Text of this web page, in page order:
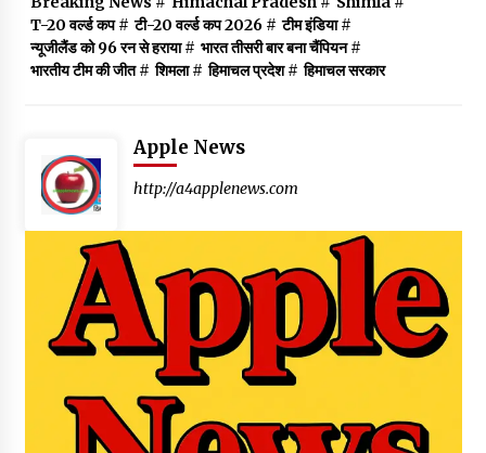
T-20 वर्ल्ड कप# टी-20 वर्ल्ड कप 2026# टीम इंडिया#
न्यूजीलैंड को 96 रन से हराया# भारत तीसरी बार बना चैंपियन#
भारतीय टीम की जीत# शिमला# हिमाचल प्रदेश# हिमाचल सरकार
Apple News
http://a4applenews.com